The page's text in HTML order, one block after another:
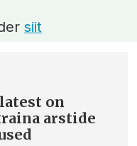
siit
on
arstide